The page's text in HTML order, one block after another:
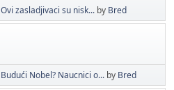
Ovi zasladjivaci su nisk... by Bred
Budući Nobel? Naucnici o... by Bred